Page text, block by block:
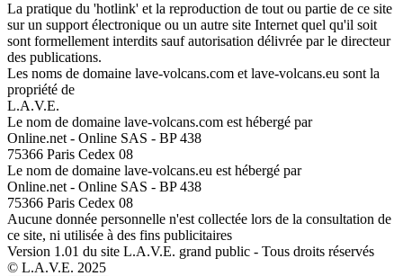
La pratique du 'hotlink' et la reproduction de tout ou partie de ce site
sur un support électronique ou un autre site Internet quel qu'il soit
sont formellement interdits sauf autorisation délivrée par le directeur
des publications.
Les noms de domaine lave-volcans.com et lave-volcans.eu sont la
propriété de
L.A.V.E.
Le nom de domaine lave-volcans.com est hébergé par
Online.net - Online SAS - BP 438
75366 Paris Cedex 08
Le nom de domaine lave-volcans.eu est hébergé par
Online.net - Online SAS - BP 438
75366 Paris Cedex 08
Aucune donnée personnelle n'est collectée lors de la consultation de
ce site, ni utilisée à des fins publicitaires
Version 1.01 du site L.A.V.E. grand public - Tous droits réservés
© L.A.V.E. 2025